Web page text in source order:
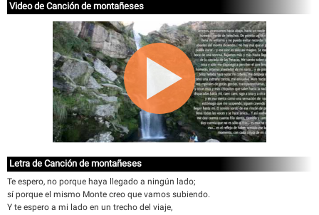
Video de Canción de montañeses
Letra de Canción de montañeses
Te espero, no porque haya llegado a ningún lado;
sí porque el mismo Monte creo que vamos subiendo.
Y te espero a mi lado en un trecho del viaje,